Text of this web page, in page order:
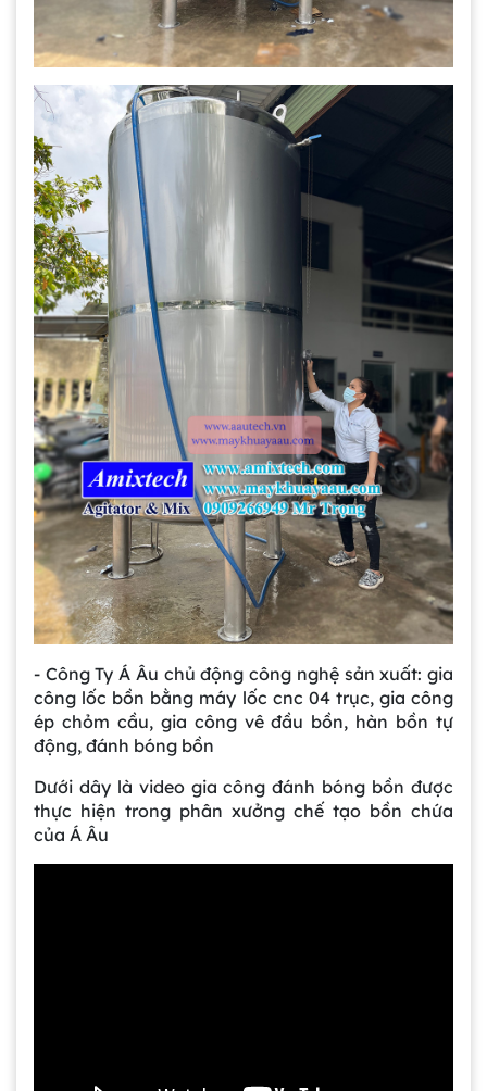
- Công Ty Á Âu chủ động công nghệ sản xuất: gia
công lốc bồn bằng máy lốc cnc 04 trục, gia công
ép chỏm cầu, gia công vê đầu bồn, hàn bồn tự
động, đánh bóng bồn
Dưới dây là video gia công đánh bóng bồn được
thực hiện trong phân xưởng chế tạo bồn chứa
của Á Âu